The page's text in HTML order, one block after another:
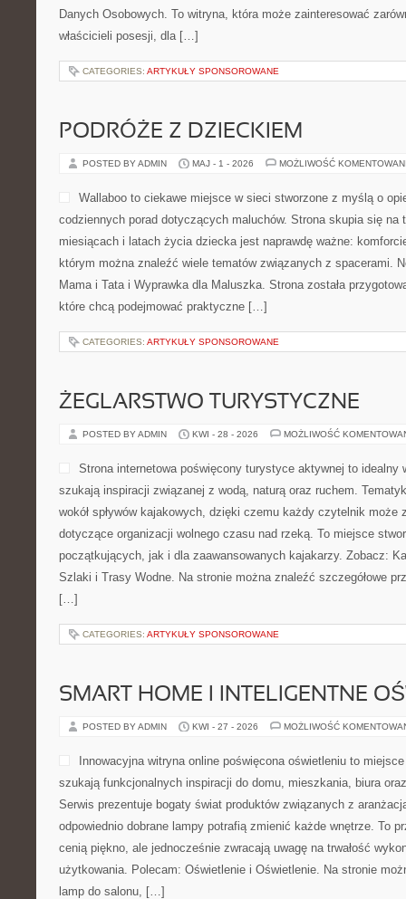
Danych Osobowych. To witryna, która może zainteresować
właścicieli posesji, dla […]
CATEGORIES: ARTYKUŁY SPONSOROWANE
PODRÓŻE Z DZIECKIEM
POSTED BY ADMIN MAJ - 1 - 2026 MOŻLIWOŚĆ
Wallaboo to ciekawe miejsce w sieci stworzone z myślą o
codziennych porad dotyczących maluchów. Strona skupia się na
miesiącach i latach życia dziecka jest naprawdę ważne:
którym można znaleźć wiele tematów związanych z spacerami.
Mama i Tata i Wyprawka dla Maluszka. Strona została
które chcą podejmować praktyczne […]
CATEGORIES: ARTYKUŁY SPONSOROWANE
ŻEGLARSTWO TURYSTYCZNE
POSTED BY ADMIN KWI - 28 - 2026 MOŻLIWOŚĆ
Strona internetowa poświęcony turystyce aktywnej to idealny
szukają inspiracji związanej z wodą, naturą oraz ruchem.
wokół spływów kajakowych, dzięki czemu każdy czytelnik może
dotyczące organizacji wolnego czasu nad rzeką. To miejsce
początkujących, jak i dla zaawansowanych kajakarzy. Zobacz:
Szlaki i Trasy Wodne. Na stronie można znaleźć szczegółowe
[…]
CATEGORIES: ARTYKUŁY SPONSOROWANE
SMART HOME I INTELIGENTNE
POSTED BY ADMIN KWI - 27 - 2026 MOŻLIWOŚĆ
Innowacyjna witryna online poświęcona oświetleniu to
szukają funkcjonalnych inspiracji do domu, mieszkania, biura
Serwis prezentuje bogaty świat produktów związanych z
odpowiednio dobrane lampy potrafią zmienić każde wnętrze. To
cenią piękno, ale jednocześnie zwracają uwagę na trwałość
użytkowania. Polecam: Oświetlenie i Oświetlenie. Na stronie
lamp do salonu, […]